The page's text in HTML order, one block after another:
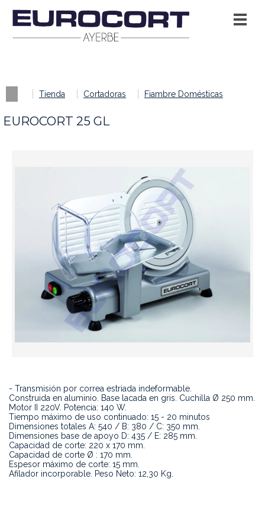
Tienda Cortadoras Fiambre Domésticas
EUROCORT 25 GL
- Transmisión por correa estriada indeformable.
Construida en aluminio. Base lacada en gris. Cuchilla Ø 250 mm.
Motor II 220V. Potencia: 140 W.
Tiempo máximo de uso continuado: 15 - 20 minutos
Dimensiones totales A: 540 / B: 380 / C: 350 mm.
Dimensiones base de apoyo D: 435 / E: 285 mm.
Capacidad de corte: 220 x 170 mm.
Capacidad de corte Ø : 170 mm.
Espesor máximo de corte: 15 mm.
Afilador incorporable. Peso Neto: 12,30 Kg.